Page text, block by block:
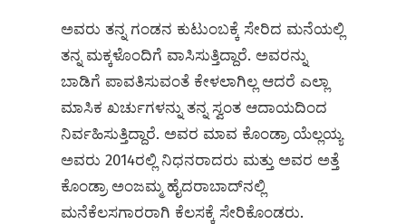
ಅವರು ತನ್ನ ಗಂಡನ ಕುಟುಂಬಕ್ಕೆ ಸೇರಿದ ಮನೆಯಲ್ಲಿ
ತನ್ನ ಮಕ್ಕಳೊಂದಿಗೆ ವಾಸಿಸುತ್ತಿದ್ದಾರೆ. ಅವರನ್ನು
ಬಾಡಿಗೆ ಪಾವತಿಸುವಂತೆ ಕೇಳಲಾಗಿಲ್ಲ ಆದರೆ ಎಲ್ಲಾ
ಮಾಸಿಕ ಖರ್ಚುಗಳನ್ನು ತನ್ನ ಸ್ವಂತ ಆದಾಯದಿಂದ
ನಿರ್ವಹಿಸುತ್ತಿದ್ದಾರೆ. ಅವರ ಮಾವ ಕೊಂಡ್ರಾ ಯೆಲ್ಲಯ್ಯ
ಅವರು 2014ರಲ್ಲಿ ನಿಧನರಾದರು ಮತ್ತು ಅವರ ಅತ್ತೆ
ಕೊಂಡ್ರಾ ಅಂಜಮ್ಮ ಹೈದರಾಬಾದ್‌ನಲ್ಲಿ
ಮನೆಕೆಲಸಗಾರರಾಗಿ ಕೆಲಸಕ್ಕೆ ಸೇರಿಕೊಂಡರು.